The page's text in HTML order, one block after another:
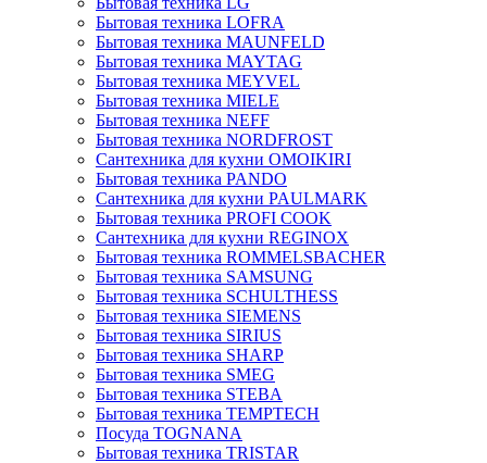
Бытовая техника LOFRA
Бытовая техника MAUNFELD
Бытовая техника MAYTAG
Бытовая техника MEYVEL
Бытовая техника MIELE
Бытовая техника NEFF
Бытовая техника NORDFROST
Сантехника для кухни OMOIKIRI
Бытовая техника PANDO
Сантехника для кухни PAULMARK
Бытовая техника PROFI COOK
Сантехника для кухни REGINOX
Бытовая техника ROMMELSBACHER
Бытовая техника SAMSUNG
Бытовая техника SCHULTHESS
Бытовая техника SIEMENS
Бытовая техника SIRIUS
Бытовая техника SHARP
Бытовая техника SMEG
Бытовая техника STEBA
Бытовая техника TEMPTECH
Посуда TOGNANA
Бытовая техника TRISTAR